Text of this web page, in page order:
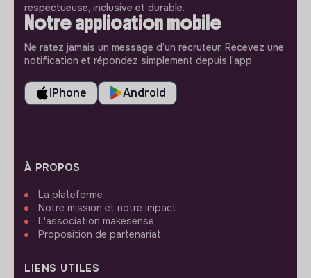
respectueuse, inclusive et durable.
Notre application mobile
Ne ratez jamais un message d’un recruteur. Recevez une
notification et répondez simplement depuis l’app.
iPhone Android
À PROPOS
La plateforme
Notre mission et notre impact
L'association makesense
Proposition de partenariat
LIENS UTILES